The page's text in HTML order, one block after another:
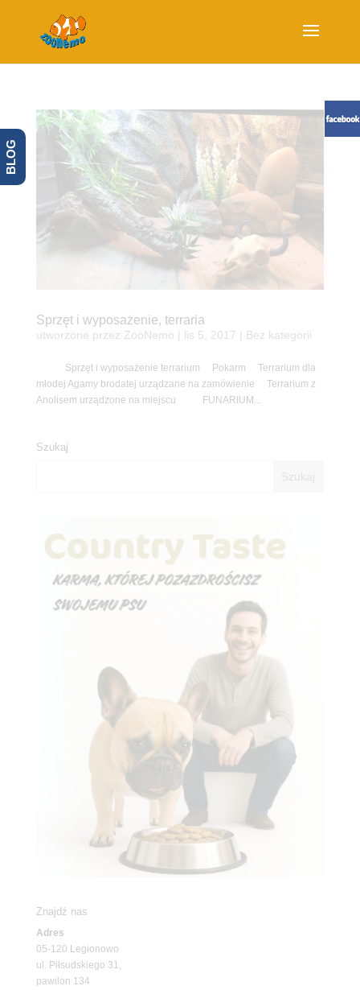
Sprzęt i wyposażenie, terraria
utworzone przez ZooNemo lis 5, 2017 | Bez kategorii
Sprzęt i wyposażenie terrarium Pokarm Terrarium dla
młodej Agamy brodatej urządzane na zamówienie Terrarium z
Anolisem urządzone na miejscu FUNARIUM...
Szukaj
Znajdź nas
Adres
05-120 Legionowo
ul. Piłsudskiego 31,
pawilon 134
BLOG